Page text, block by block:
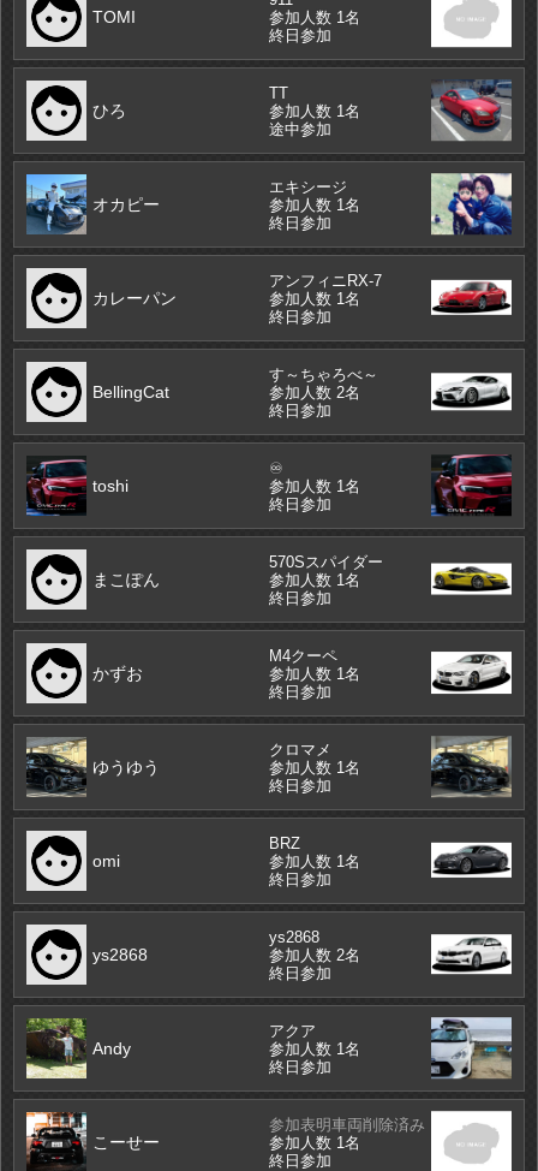
TOMI
参加人数 1名
終日参加
ひろ
TT
参加人数 1名
途中参加
オカピー
エキシージ
参加人数 1名
終日参加
カレーパン
アンフィニRX-7
参加人数 1名
終日参加
BellingCat
す～ちゃろべ～
参加人数 2名
終日参加
toshi
♾️
参加人数 1名
終日参加
まこぽん
570Sスパイダー
参加人数 1名
終日参加
かずお
M4クーペ
参加人数 1名
終日参加
ゆうゆう
クロマメ
参加人数 1名
終日参加
omi
BRZ
参加人数 1名
終日参加
ys2868
ys2868
参加人数 2名
終日参加
Andy
アクア
参加人数 1名
終日参加
こーせー
参加表明車両削除済み
参加人数 1名
終日参加